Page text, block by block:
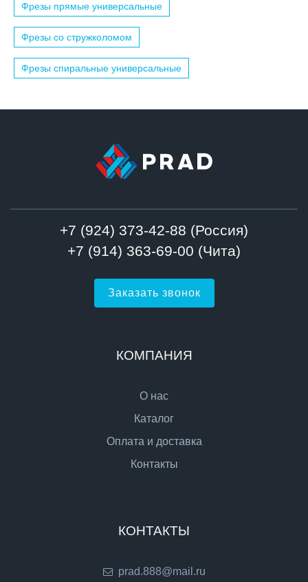
Фрезы прямые универсальные
Фрезы со стружколомом
Фрезы спиральные универсальные
+7 (924) 373-42-88 (Россия)
+7 (914) 363-69-00 (Чита)
Заказать звонок
КОМПАНИЯ
О нас
Каталог
Оплата и доставка
Контакты
КОНТАКТЫ
prad.888@mail.ru